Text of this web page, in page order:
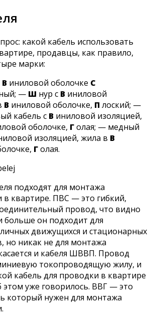
какой кабель использовать
продавцы, как правило,
марки:
В иниловой оболочке С
— Ш нур с В иниловой
В иниловой оболочке, Плоский; —
кабель с В иниловой изоляцией,
оболочке, Голая; — медный
изоляцией, жила в В
Голая.
подходят для монтажа
в квартире. ПВС — это гибкий,
провод, что видно
больше он подходит для
движущихся и стационарных
но никак не для монтажа
и кабеля ШВВП. Провод
токопроводящую жилу, и
кабель для проводки в квартире
этом уже говорилось. ВВГ — это
который нужен для монтажа